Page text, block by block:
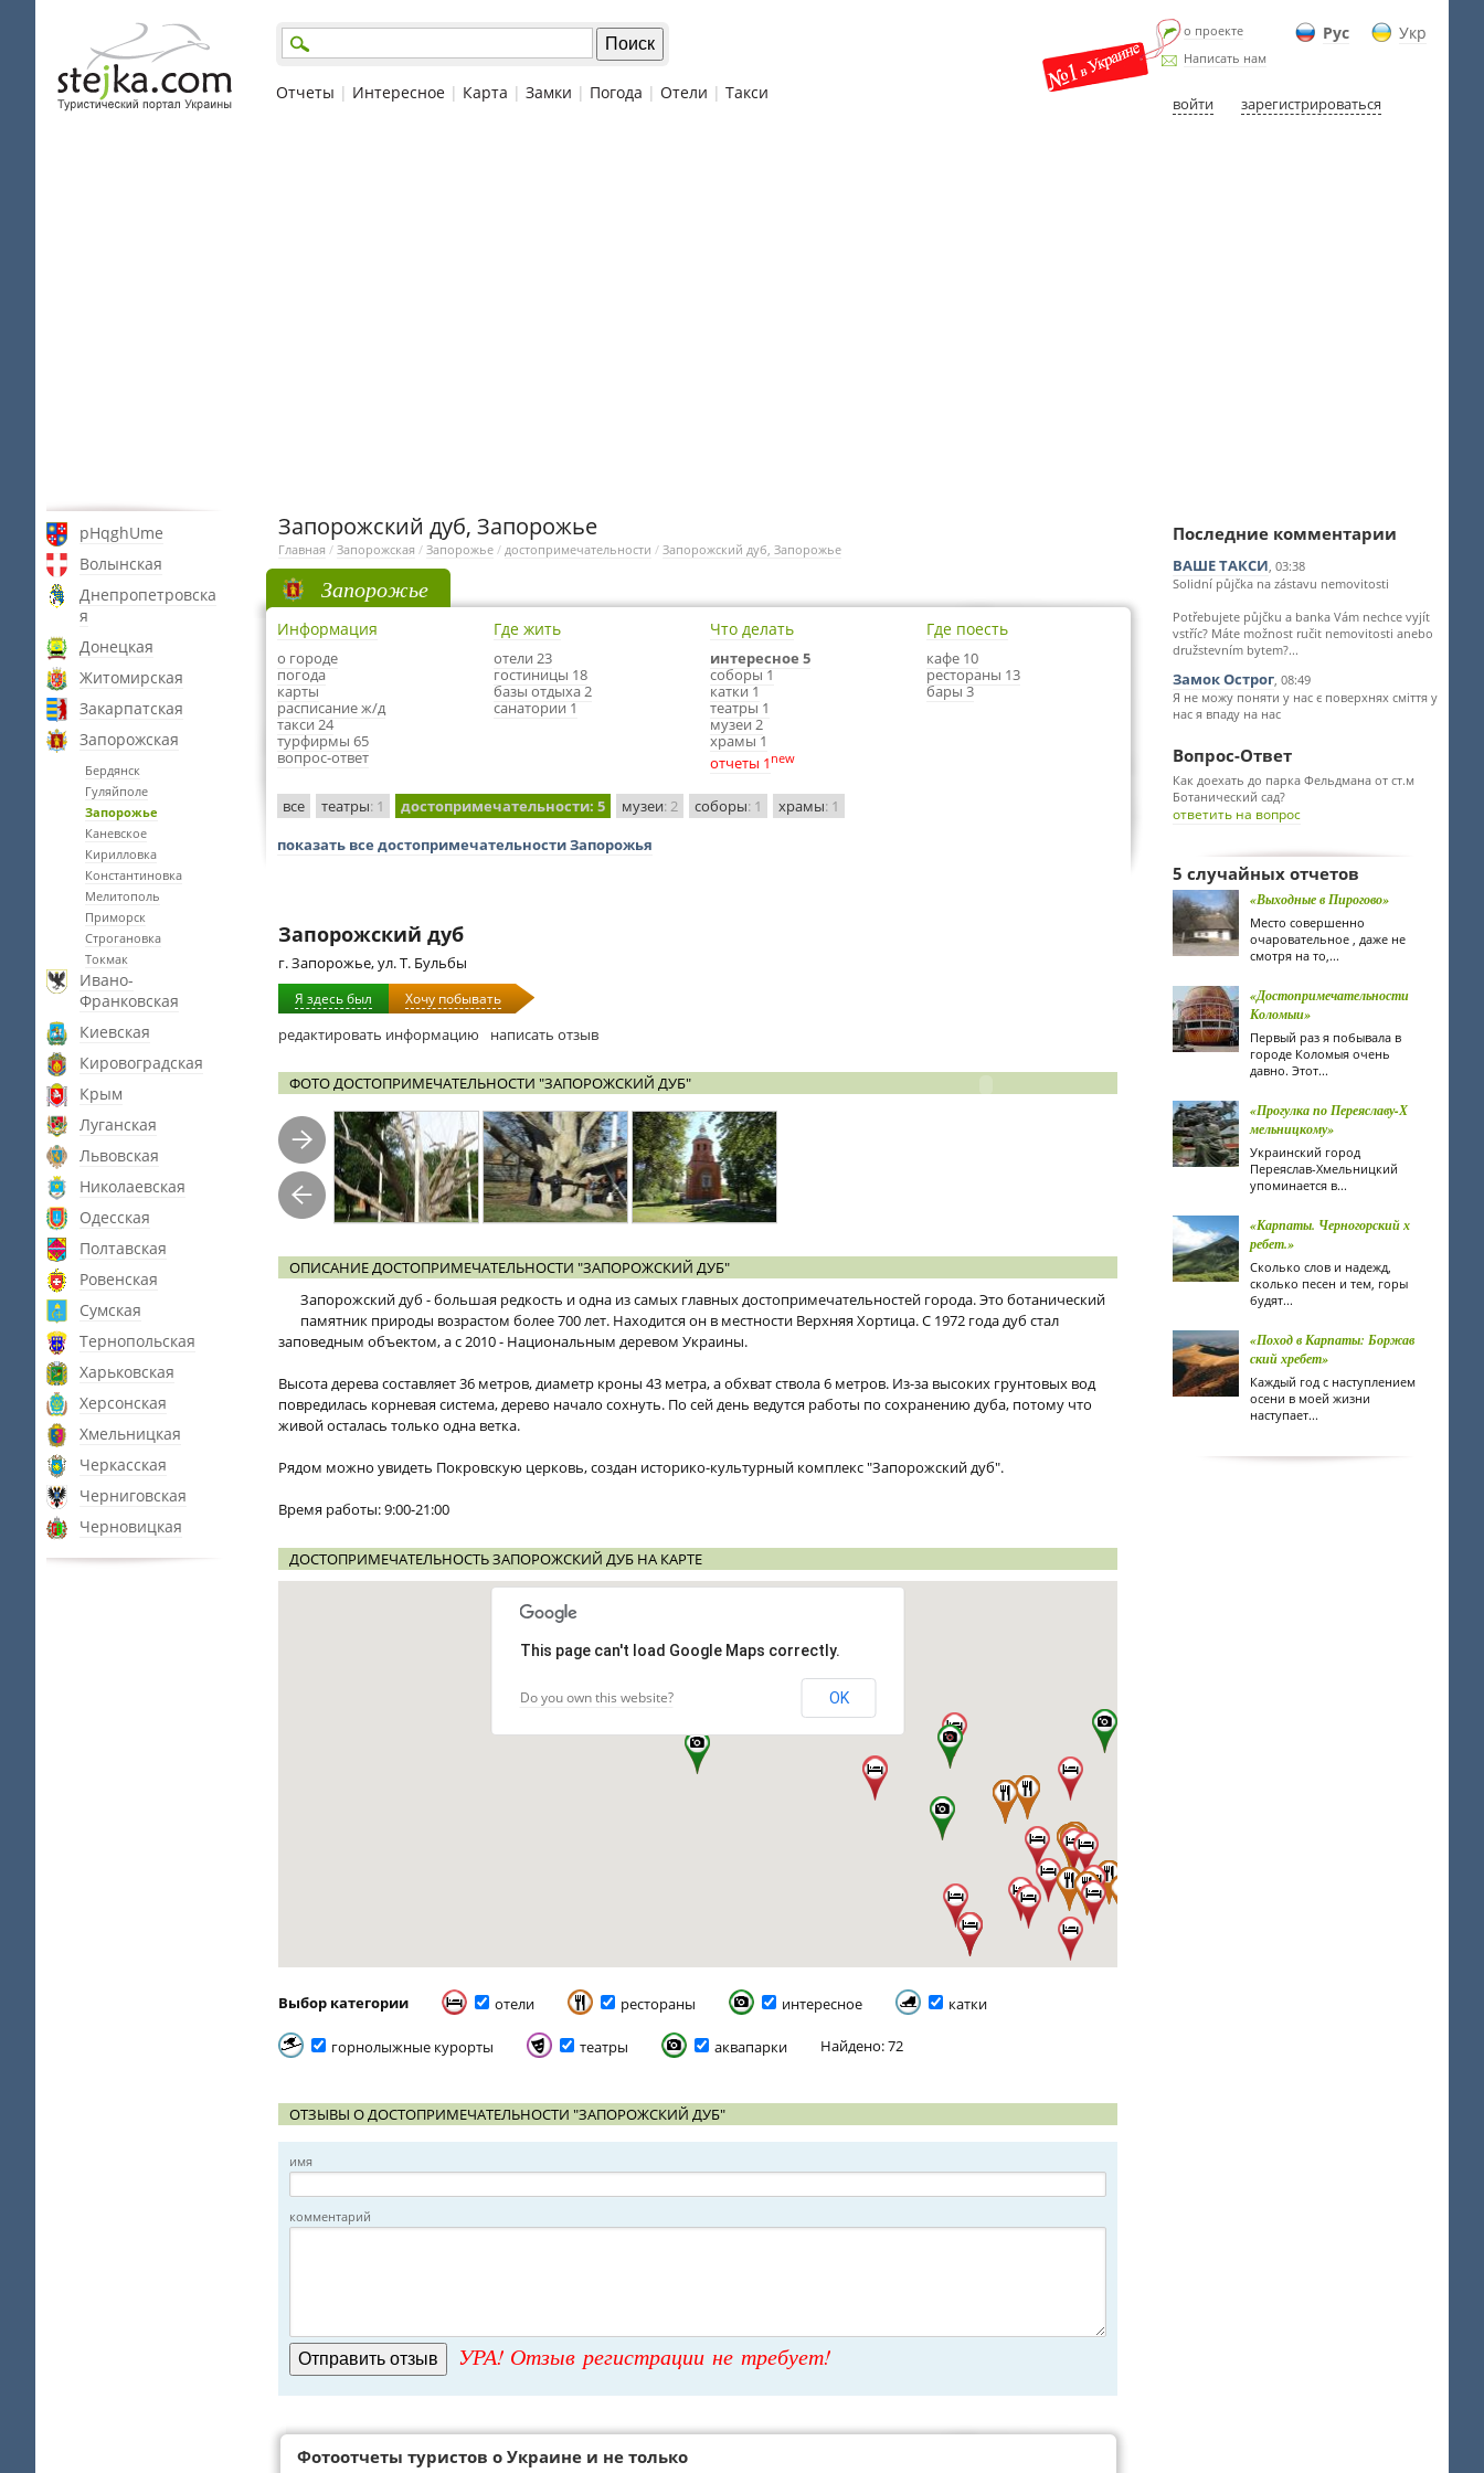
Рус Укр
о проекте
Написать нам
войти зарегистрироваться
Отчеты | Интересное | Карта | Замки | Погода | Отели | Такси
pHqghUme
Волынская
Днепропетровска
я
Донецкая
Житомирская
Закарпатская
Запорожская
Бердянск
Гуляйполе
Запорожье
Каневское
Кирилловка
Константиновка
Мелитополь
Приморск
Строгановка
Токмак
Ивано-
Франковская
Киевская
Кировоградская
Крым
Луганская
Львовская
Николаевская
Одесская
Полтавская
Ровенская
Сумская
Тернопольская
Харьковская
Херсонская
Хмельницкая
Черкасская
Черниговская
Черновицкая
Запорожский дуб, Запорожье
Главная / Запорожская / Запорожье / достопримечательности / Запорожский дуб, Запорожье
Запорожье
Информация
о городе
погода
карты
расписание ж/д
такси 24
турфирмы 65
вопрос-ответ
Где жить
отели 23
гостиницы 18
базы отдыха 2
санатории 1
Что делать
интересное 5
соборы 1
катки 1
театры 1
музеи 2
храмы 1
отчеты 1 new
Где поесть
кафе 10
рестораны 13
бары 3
все театры: 1 достопримечательности: 5 музеи: 2 соборы: 1 храмы: 1
показать все достопримечательности Запорожья
Запорожский дуб
г. Запорожье, ул. Т. Бульбы
Я здесь был Хочу побывать
редактировать информацию написать отзыв
ФОТО ДОСТОПРИМЕЧАТЕЛЬНОСТИ "ЗАПОРОЖСКИЙ ДУБ"
ОПИСАНИЕ ДОСТОПРИМЕЧАТЕЛЬНОСТИ "ЗАПОРОЖСКИЙ ДУБ"
Запорожский дуб - большая редкость и одна из самых главных достопримечательностей города. Это ботанический
памятник природы возрастом более 700 лет. Находится он в местности Верхняя Хортица. С 1972 года дуб стал
заповедным объектом, а с 2010 - Национальным деревом Украины.
Высота дерева составляет 36 метров, диаметр кроны 43 метра, а обхват ствола 6 метров. Из-за высоких грунтовых вод
повредилась корневая система, дерево начало сохнуть. По сей день ведутся работы по сохранению дуба, потому что
живой осталась только одна ветка.
Рядом можно увидеть Покровскую церковь, создан историко-культурный комплекс "Запорожский дуб".
Время работы: 9:00-21:00
ДОСТОПРИМЕЧАТЕЛЬНОСТЬ ЗАПОРОЖСКИЙ ДУБ НА КАРТЕ
This page can't load Google Maps correctly.
Do you own this website? OK
Выбор категории отели рестораны интересное катки
горнолыжные курорты театры аквапарки Найдено: 72
ОТЗЫВЫ О ДОСТОПРИМЕЧАТЕЛЬНОСТИ "ЗАПОРОЖСКИЙ ДУБ"
имя
комментарий
УРА! Отзыв регистрации не требует!
Фотоотчеты туристов о Украине и не только
Последние комментарии
ВАШЕ ТАКСИ, 03:38
Solidní půjčka na zástavu nemovitosti
Potřebujete půjčku a banka Vám nechce vyjít
vstříc? Máte možnost ručit nemovitosti anebo
družstevním bytem?...
Замок Острог, 08:49
Я не можу поняти у нас є поверхнях сміття у
нас я впаду на нас
Вопрос-Ответ
Как доехать до парка Фельдмана от ст.м
Ботанический сад?
ответить на вопрос
5 случайных отчетов
«Выходные в Пирогово»
Место совершенно
очаровательное , даже не
смотря на то,...
«Достопримечательности
Коломыи»
Первый раз я побывала в
городе Коломыя очень
давно. Этот...
«Прогулка по Переяславу-Х
мельницкому»
Украинский город
Переяслав-Хмельницкий
упоминается в...
«Карпаты. Черногорский х
ребет.»
Сколько слов и надежд,
сколько песен и тем, горы
будят...
«Поход в Карпаты: Боржав
ский хребет»
Каждый год с наступлением
осени в моей жизни
наступает...